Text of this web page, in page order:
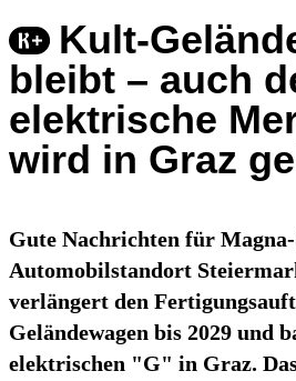
Kult-
bleibt – auch
elektrische
wird in Graz
Gute Nachrichten für
Automobilstandort
verlängert den
Geländewagen bis 2029 und
elektrischen "G" in Graz.